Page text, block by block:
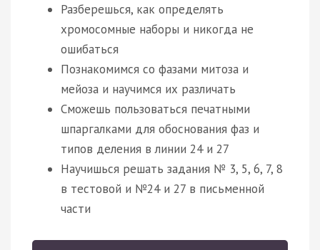
Разберешься, как определять
хромосомные наборы и никогда не
ошибаться
Познакомимся со фазами митоза и
мейоза и научимся их различать
Сможешь пользоваться печатными
шпаргалками для обоснования фаз и
типов деления в линии 24 и 27
Научишься решать задания № 3, 5, 6, 7, 8
в тестовой и №24 и 27 в письменной
части